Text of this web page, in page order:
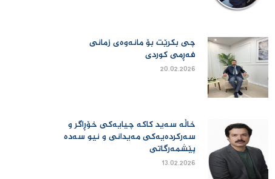
چی بكرێت بۆ مانەوەی زمانی
فەڕمی كوردی
20.02.2026
خاڵە سەید کاکە چیایەکی خۆڕاگر و
سەرکردەیەکی مەیدانی و نیو سەدە
پێشمەرگاتی
13.02.2026